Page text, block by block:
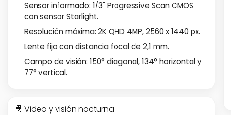
Sensor informado: 1/3" Progressive Scan CMOS
con sensor Starlight.
Resolución máxima: 2K QHD 4MP, 2560 x 1440 px.
Lente fijo con distancia focal de 2,1 mm.
Campo de visión: 150° diagonal, 134° horizontal y
77° vertical.
🎥 Video y visión nocturna